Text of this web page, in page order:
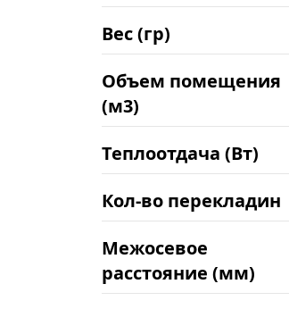
Вес (гр)
Объем помещения
(м3)
Теплоотдача (Вт)
Кол-во перекладин
Межосевое
расстояние (мм)